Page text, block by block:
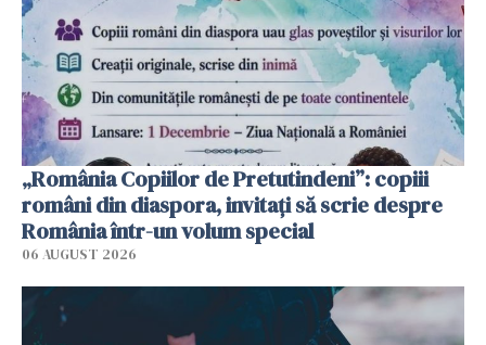
„România Copiilor de Pretutindeni”: copiii
români din diaspora, invitați să scrie despre
România într-un volum special
06 AUGUST 2026